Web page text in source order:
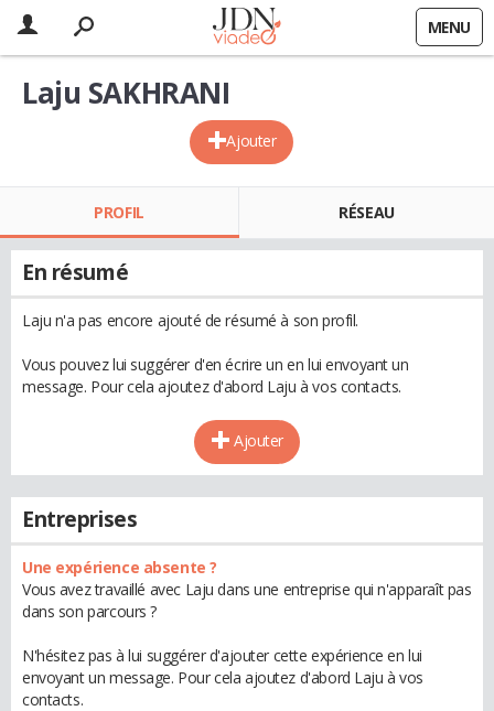
MENU
Ajouter
Laju SAKHRANI
PROFIL RÉSEAU
En résumé
Laju n'a pas encore ajouté de résumé à son profil.
Vous pouvez lui suggérer d'en écrire un en lui envoyant un
message. Pour cela ajoutez d'abord Laju à vos contacts.
Ajouter
Entreprises
Une expérience absente ?
Vous avez travaillé avec Laju dans une entreprise qui n'apparaît pas
dans son parcours ?
N'hésitez pas à lui suggérer d'ajouter cette expérience en lui
envoyant un message. Pour cela ajoutez d'abord Laju à vos
contacts.